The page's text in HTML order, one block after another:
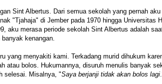
Sint Albertus. Dari semua sekolah yang pernah aku
"Tjahaja" di Jember pada 1970 hingga Universitas
aku merasa periode sekolah Sint Albertus adalah
kenangan.
yang menyakiti kami. Terkadang murid dihukum
atau bolos. Hukumannya, disuruh menulis banyak
selesai. Misalnya, "Saya berjanji tidak akan bolos lagi